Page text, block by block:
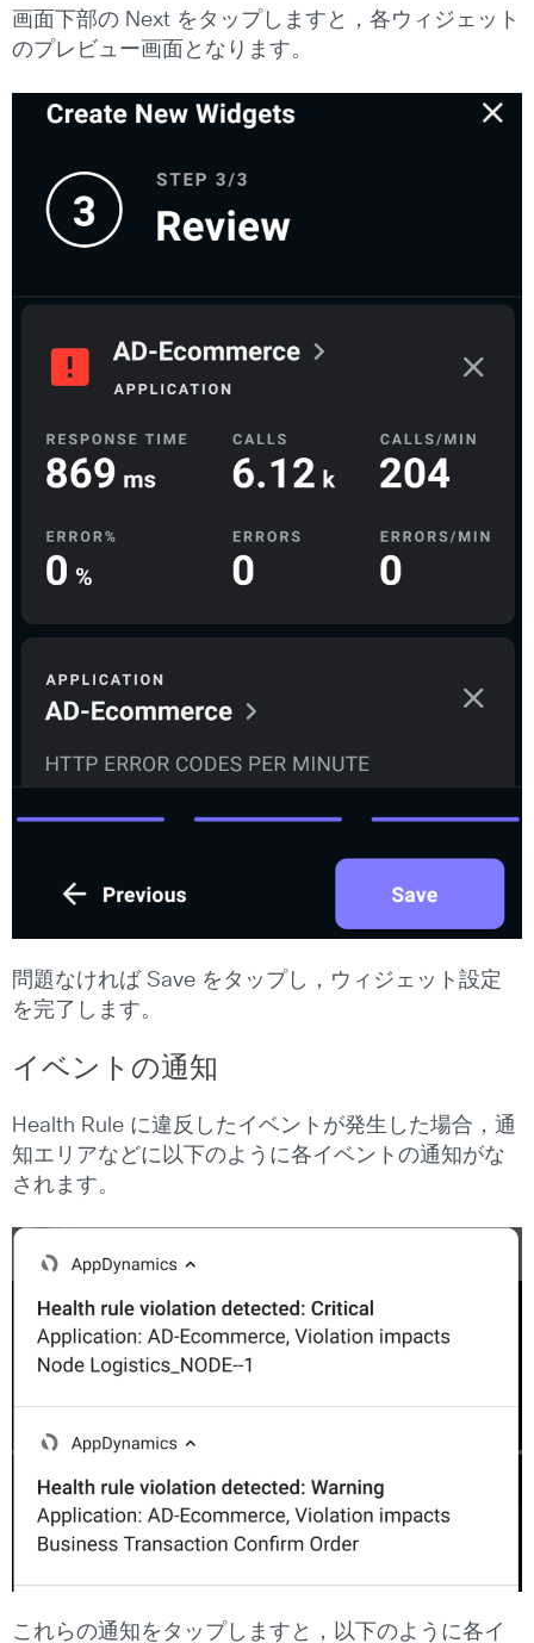
画面下部の Next をタップしますと，各ウィジェット
のプレビュー画面となります。
問題なければ Save をタップし，ウィジェット設定
を完了します。
イベントの通知
Health Rule に違反したイベントが発生した場合，通
知エリアなどに以下のように各イベントの通知がな
されます。
これらの通知をタップしますと，以下のように各イ